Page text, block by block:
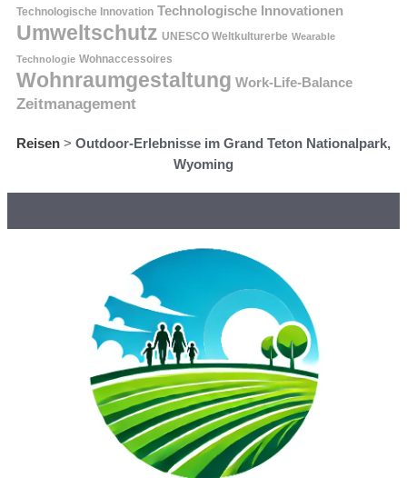
Technologische Innovation Technologische Innovationen
Umweltschutz UNESCO Weltkulturerbe Wearable
Technologie Wohnaccessoires
Wohnraumgestaltung Work-Life-Balance
Zeitmanagement
Reisen > Outdoor-Erlebnisse im Grand Teton Nationalpark,
Wyoming